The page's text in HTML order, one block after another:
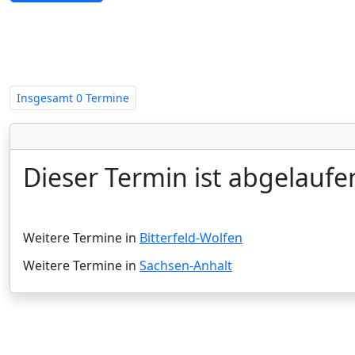
Insgesamt 0 Termine
Dieser Termin ist
Weitere Termine in Bitterfeld-Wolfen
Weitere Termine in Sachsen-Anhalt